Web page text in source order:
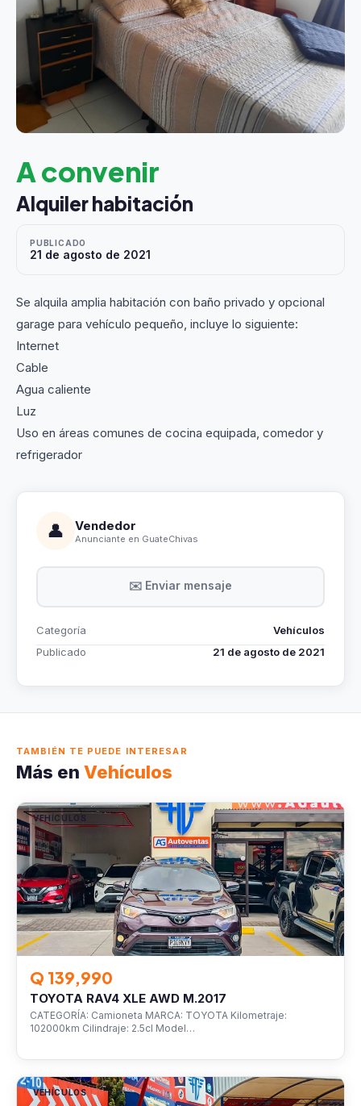
A convenir
Alquiler habitación
PUBLICADO
21 de agosto de 2021
Se alquila amplia habitación con baño privado y opcional
garage para vehículo pequeño, incluye lo siguiente:
Internet
Cable
Agua caliente
Luz
Uso en áreas comunes de cocina equipada, comedor y
refrigerador
👤 Vendedor
Anunciante en GuateChivas
✉️ Enviar mensaje
Categoría
Vehículos
Publicado
21 de agosto de 2021
TAMBIÉN TE PUEDE INTERESAR
Más en Vehículos
VEHÍCULOS
Q 139,990
TOYOTA RAV4 XLE AWD M.2017
CATEGORÍA: Camioneta MARCA: TOYOTA Kilometraje:
102000km Cilindraje: 2.5cl Model…
VEHÍCULOS